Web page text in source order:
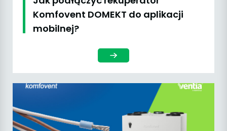
Komfovent DOMEKT do aplikacji
mobilnej?